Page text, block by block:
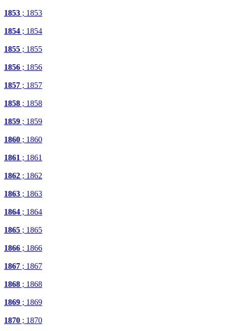
1853 ; 1853
1854 ; 1854
1855 ; 1855
1856 ; 1856
1857 ; 1857
1858 ; 1858
1859 ; 1859
1860 ; 1860
1861 ; 1861
1862 ; 1862
1863 ; 1863
1864 ; 1864
1865 ; 1865
1866 ; 1866
1867 ; 1867
1868 ; 1868
1869 ; 1869
1870 ; 1870